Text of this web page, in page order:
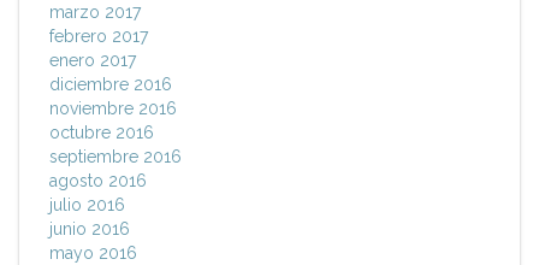
marzo 2017
febrero 2017
enero 2017
diciembre 2016
noviembre 2016
octubre 2016
septiembre 2016
agosto 2016
julio 2016
junio 2016
mayo 2016